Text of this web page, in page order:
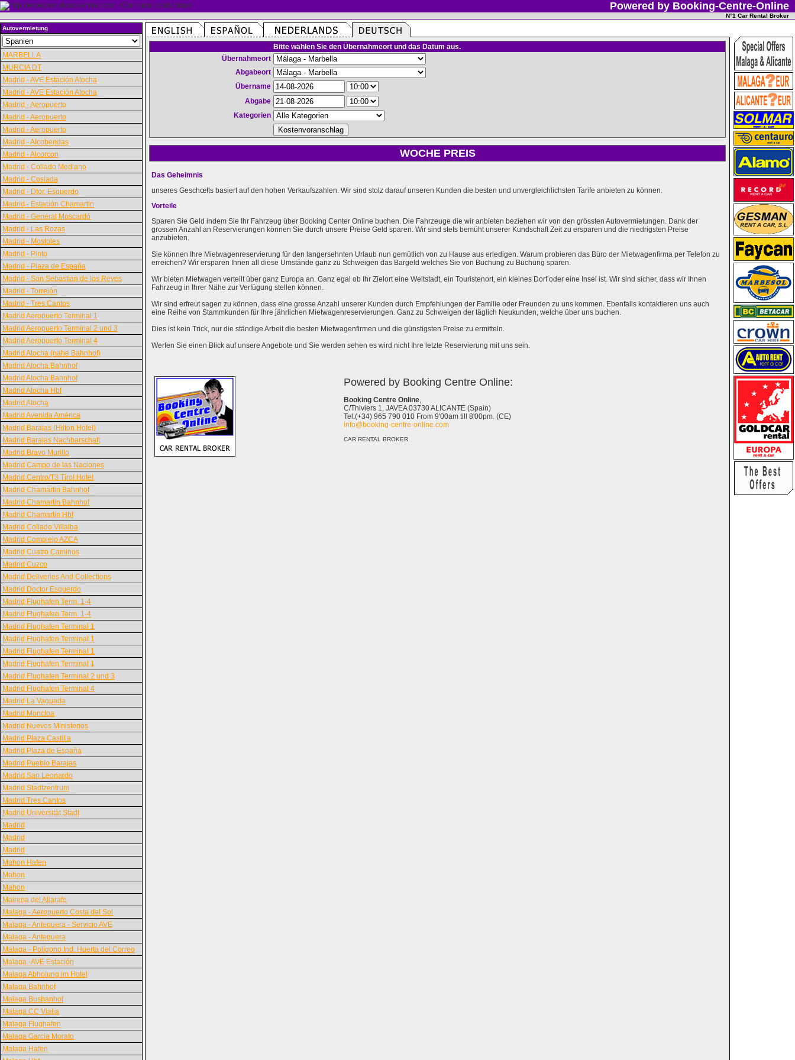
Powered by Booking-Centre-Online
N°1 Car Rental Broker
Autovermietung
MARBELLA
MURCIA DT
Madrid - AVE Estación Atocha
Madrid - AVE Estación Atocha
Madrid - Aeropuerto
Madrid - Aeropuerto
Madrid - Aeropuerto
Madrid - Alcobendas
Madrid - Alcorcon
Madrid - Collado Mediano
Madrid - Coslada
Madrid - Dtor. Esquerdo
Madrid - Estación Chamartin
Madrid - General Moscardó
Madrid - Las Rozas
Madrid - Mostoles
Madrid - Pinto
Madrid - Plaza de España
Madrid - San Sebastian de los Reyes
Madrid - Torrejón
Madrid - Tres Cantos
Madrid Aeropuerto Terminal 1
Madrid Aeropuerto Terminal 2 und 3
Madrid Aeropuerto Terminal 4
Madrid Atocha (nahe Bahnhof)
Madrid Atocha Bahnhof
Madrid Atocha Bahnhof
Madrid Atocha Hbf
Madrid Atocha
Madrid Avenida América
Madrid Barajas (Hilton Hotel)
Madrid Barajas Nachbarschaft
Madrid Bravo Murillo
Madrid Campo de las Naciones
Madrid Centro/T3 Tirol Hotel
Madrid Chamartin Bahnhof
Madrid Chamartin Bahnhof
Madrid Chamartin Hbf
Madrid Collado Villalba
Madrid Complejo AZCA
Madrid Cuatro Caminos
Madrid Cuzco
Madrid Deliveries And Collections
Madrid Doctor Esquerdo
Madrid Flughafen Term. 1-4
Madrid Flughafen Term. 1-4
Madrid Flughafen Terminal 1
Madrid Flughafen Terminal 1
Madrid Flughafen Terminal 1
Madrid Flughafen Terminal 1
Madrid Flughafen Terminal 2 und 3
Madrid Flughafen Terminal 4
Madrid La Vaguada
Madrid Moncloa
Madrid Nuevos Ministerios
Madrid Plaza Castilla
Madrid Plaza de España
Madrid Pueblo Barajas
Madrid San Leonardo
Madrid Stadtzentrum
Madrid Tres Cantos
Madrid Universität Stadt
Madrid
Madrid
Madrid
Mahon Hafen
Mahon
Mahon
Mairena del Aljarafe
Malaga - Aeropuerto Costa del Sol
Malaga - Antequera - Servicio AVE
Malaga - Antequera
Malaga - Polígono Ind. Huerta del Correo
Malaga -AVE Estación
Malaga Abholung im Hotel
Malaga Bahnhof
Malaga Busbanhof
Malaga CC Vialia
Malaga Flughafen
Malaga Garcia Morato
Malaga Hafen
Bitte wählen Sie den Übernahmeort und das Datum aus.
Übernahmeort
Abgabeort
Übername
Abgabe
Kategorien
WOCHE PREIS
Das Geheimnis
unseres Geschœfts basiert auf den hohen Verkaufszahlen. Wir sind stolz darauf unseren Kunden die besten und unvergleichlichsten Tarife anbieten zu können.
Vorteile
Sparen Sie Geld indem Sie Ihr Fahrzeug über Booking Center Online buchen. Die Fahrzeuge die wir anbieten beziehen wir von den grössten Autovermietungen. Dank der
grossen Anzahl an Reservierungen können Sie durch unsere Preise Geld sparen. Wir sind stets bemüht unserer Kundschaft Zeit zu ersparen und die niedrigsten Preise
anzubieten.
Sie können Ihre Mietwagenreservierung für den langersehnten Urlaub nun gemütlich von zu Hause aus erledigen. Warum probieren das Büro der Mietwagenfirma per Telefon zu
erreichen? Wir ersparen Ihnen all diese Umstände ganz zu Schweigen das Bargeld welches Sie von Buchung zu Buchung sparen.
Wir bieten Mietwagen verteilt über ganz Europa an. Ganz egal ob Ihr Zielort eine Weltstadt, ein Touristenort, ein kleines Dorf oder eine Insel ist. Wir sind sicher, dass wir Ihnen
Fahrzeug in Ihrer Nähe zur Verfügung stellen können.
Wir sind erfreut sagen zu können, dass eine grosse Anzahl unserer Kunden durch Empfehlungen der Familie oder Freunden zu uns kommen. Ebenfalls kontaktieren uns auch
eine Reihe von Stammkunden für Ihre jährlichen Mietwagenreservierungen. Ganz zu Schweigen der täglich Neukunden, welche über uns buchen.
Dies ist kein Trick, nur die ständige Arbeit die besten Mietwagenfirmen und die günstigsten Preise zu ermitteln.
Werfen Sie einen Blick auf unsere Angebote und Sie werden sehen es wird nicht Ihre letzte Reservierung mit uns sein.
Powered by Booking Centre Online:
Booking Centre Online,
C/Thiviers 1, JAVEA 03730 ALICANTE (Spain)
Tel.(+34) 965 790 010 From 9'00am till 8'00pm. (CE)
info@booking-centre-online.com
CAR RENTAL BROKER